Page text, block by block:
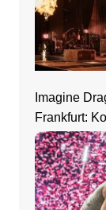
Imagine
Frankfurt: